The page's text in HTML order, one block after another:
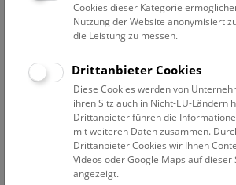
Erweiterte Suche
Filter zurücksetzen
1. März 2023
Bisher keine Ergebnisse. Dienstags
in der Regel geschlossen.
Cookies dieser Kategorie
Nutzung der Website anonymisiert
die Leistung zu messen.
Drittanbieter Cookies
Diese Cookies werden von
ihren Sitz auch in Nicht-EU-Ländern
Drittanbieter führen die
mit weiteren Daten zusammen.
Drittanbieter Cookies wir Ihnen
Videos oder Google Maps auf dieser
angezeigt.